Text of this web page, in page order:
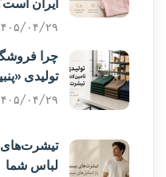
۱۴۰۵/۰۴/
چرا
تولیدی
۱۴۰۵/۰۴/
لباس شما